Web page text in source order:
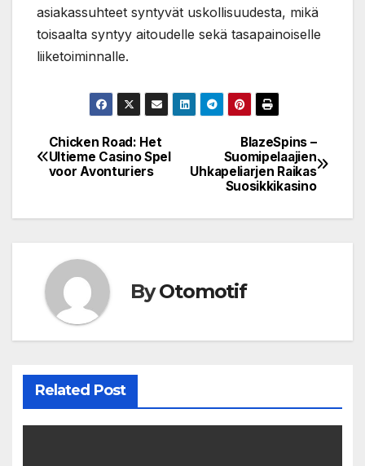
asiakassuhteet syntyvät uskollisuudesta, mikä
toisaalta syntyy aitoudelle sekä tasapainoiselle
liiketoiminnalle.
Post
navigation
BlazeSpins –
Suomipelaajien
Uhkapeliarjen Raikas
Suosikkikasino
Chicken Road: Het
Ultieme Casino Spel
voor Avonturiers
ByOtomotif
Related Post